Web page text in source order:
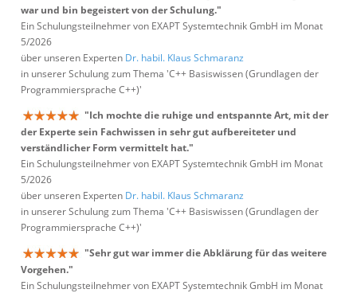
war und bin begeistert von der Schulung."
Ein Schulungsteilnehmer von EXAPT Systemtechnik GmbH im Monat
5/2026
über unseren Experten Dr. habil. Klaus Schmaranz
in unserer Schulung zum Thema 'C++ Basiswissen (Grundlagen der
Programmiersprache C++)'
"Ich mochte die ruhige und entspannte Art, mit der
der Experte sein Fachwissen in sehr gut aufbereiteter und
verständlicher Form vermittelt hat."
Ein Schulungsteilnehmer von EXAPT Systemtechnik GmbH im Monat
5/2026
über unseren Experten Dr. habil. Klaus Schmaranz
in unserer Schulung zum Thema 'C++ Basiswissen (Grundlagen der
Programmiersprache C++)'
"Sehr gut war immer die Abklärung für das weitere
Vorgehen."
Ein Schulungsteilnehmer von EXAPT Systemtechnik GmbH im Monat